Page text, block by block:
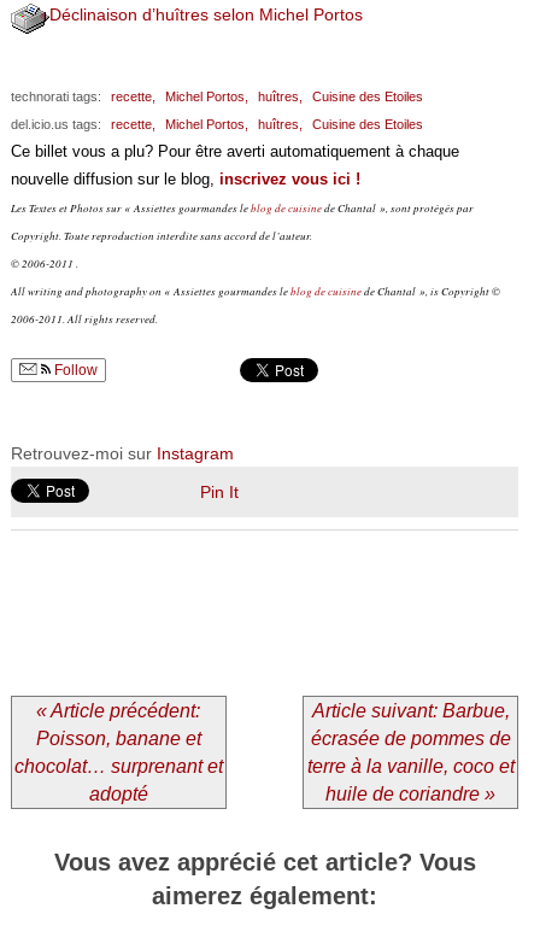
Déclinaison d’huîtres selon Michel Portos
technorati tags: recette, Michel Portos, huîtres,
Cuisine des Etoiles
del.icio.us tags:
recette, Michel Portos, huîtres, Cuisine des Etoiles
Ce billet vous a plu? Pour être averti automatiquement à chaque
nouvelle diffusion sur le blog, inscrivez vous ici !
Les Textes et Photos sur « Assiettes gourmandes leblog de cuisinede Chantal », sont protégés par
Copyright. Toute reproduction interdite sans accord de l’auteur.
© 2006-2011 .
All writing and photography on « Assiettes gourmandes leblog de cuisinede Chantal », is Copyright ©
2006-2011. All rights reserved.
Follow
Retrouvez-moi sur Instagram
Pin It
« Article précédent:
Poisson, banane et
chocolat… surprenant et
adopté
Article suivant: Barbue,
écrasée de pommes de
terre à la vanille, coco et
huile de coriandre »
Vous avez apprécié cet article? Vous
aimerez également: